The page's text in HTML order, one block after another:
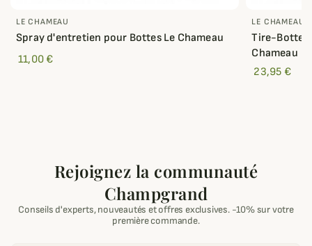
LE CHAMEAU
Spray d'entretien pour Bottes Le Chameau
11,00 €
LE CHAMEAU
Tire-Bottes
Chameau
23,95 €
Rejoignez la communauté
Champgrand
Conseils d'experts, nouveautés et offres exclusives. -10% sur votre
première commande.